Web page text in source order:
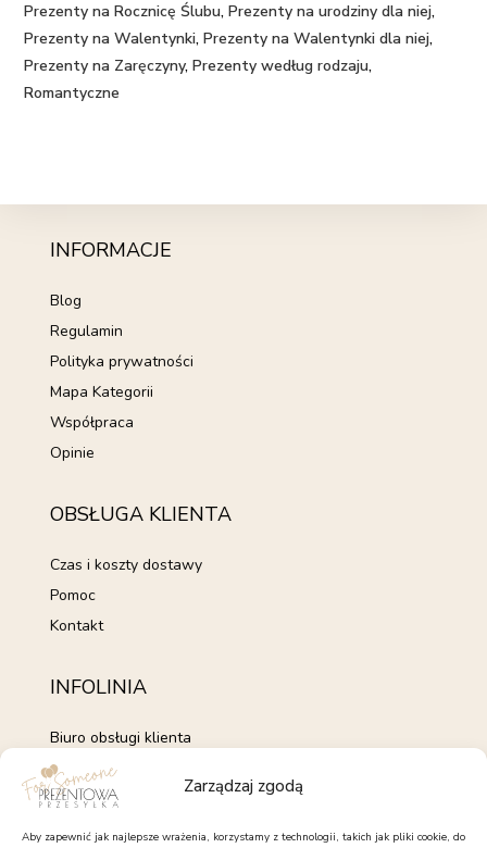
Zarządzaj zgodą
Aby zapewnić jak najlepsze wrażenia, korzystamy z technologii, takich jak pliki cookie, do
Prezenty na Rocznicę Ślubu,Prezenty na urodziny dla niej,
Prezenty na Walentynki,Prezenty na Walentynki dla niej,
Prezenty na Zaręczyny,Prezenty według rodzaju,
Romantyczne
INFORMACJE
Blog
Regulamin
Polityka prywatności
Mapa Kategorii
Współpraca
Opinie
OBSŁUGA KLIENTA
Czas i koszty dostawy
Pomoc
Kontakt
INFOLINIA
Biuro obsługi klienta
+48 735 843 843
pon. - pt. 7:00 - 15:00
kontakt@forsomeone.pl